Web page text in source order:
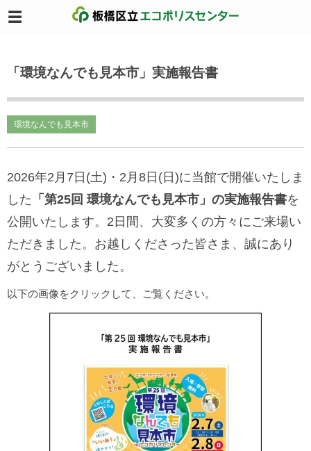
「環境なんでも見本市」実施報告書
環境なんでも見本市
2026年2月7日(土)・2月8日(日)に当館で開催いたしま
した 「第25回 環境なんでも見本市」の実施報告書を
公開いたします。2日間、大変多くの方々にご来場い
ただきました。お越しくださった皆さま、誠にあり
がとうございました。
以下の画像をクリックして、ご覧ください。